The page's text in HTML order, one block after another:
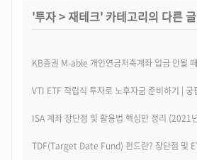
'투자>재테크' 카테고리의 다른 글